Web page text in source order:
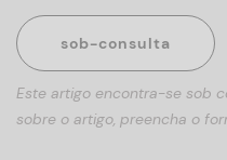
sob-consulta
Este artigo encontra-se sob
sobre o artigo, preencha o